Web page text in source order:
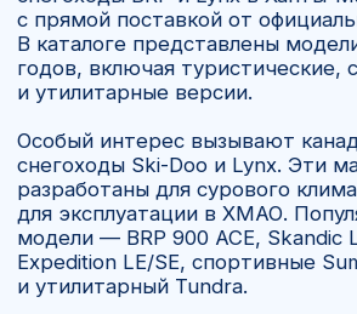
ВЫБРАТЬ ТЕХНИКУ
Забрать свой снегоход можно будет
по данному адресу
Ханты-Мансийск, ул. Калинина, 22А